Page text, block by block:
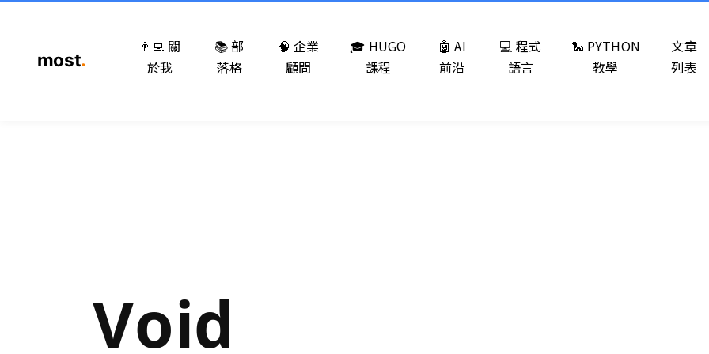
👨‍💻 關
於我
📚 部
落格
🧠 企業
顧問
🎓 HUGO
課程
🤖 AI
前沿
💻 程式
語言
🐍 PYTHON
教學
文章
列表
Void